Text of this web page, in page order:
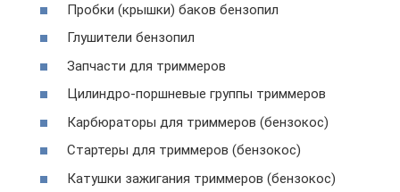
Пробки (крышки) баков бензопил
Глушители бензопил
Запчасти для триммеров
Цилиндро-поршневые группы триммеров
Карбюраторы для триммеров (бензокос)
Стартеры для триммеров (бензокос)
Катушки зажигания триммеров (бензокос)